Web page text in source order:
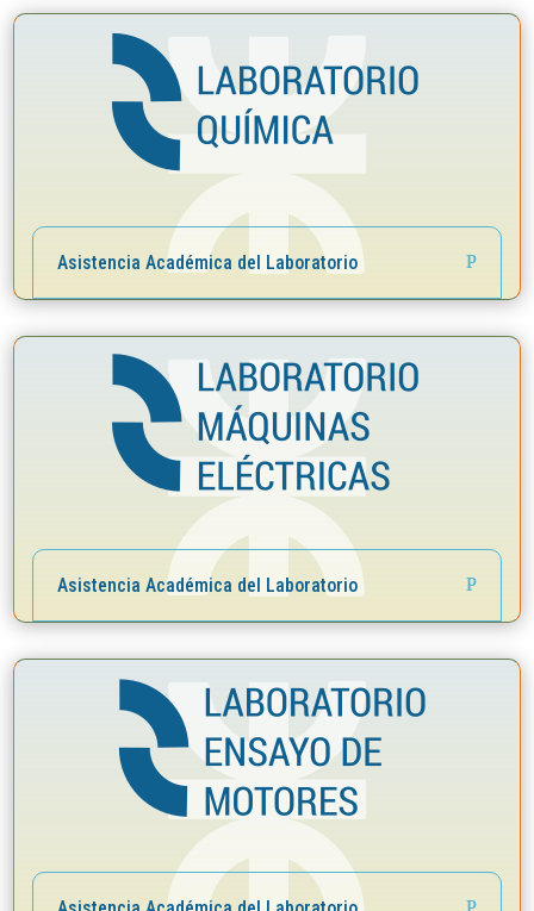
Asistencia Académica del Laboratorio
Asistencia Académica del Laboratorio